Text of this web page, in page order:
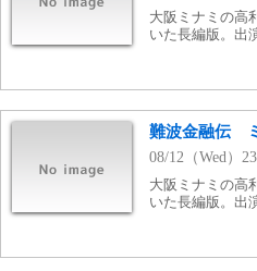
大阪ミナミの高
いた長編版。出
難波金融伝
08/12（Wed）
大阪ミナミの高
いた長編版。出